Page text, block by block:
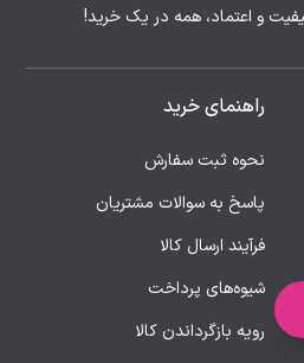
و اعتماد، همه در یک خرید!
راهنمای خرید
نحوه ثبت سفارش
پاسخ به سوالات مشتریان
فرآیند ارسال کالا
شیوه‌های پرداخت
رویه بازگرداندن کالا